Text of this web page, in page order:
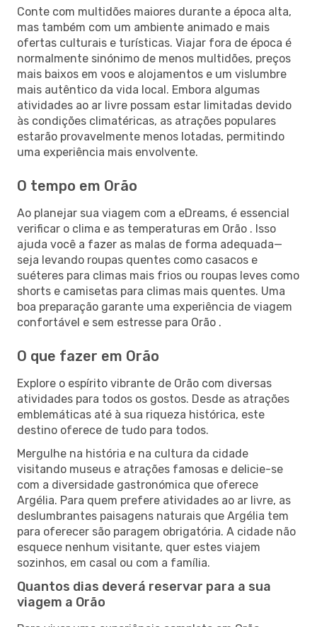
Conte com multidões maiores durante a época alta,
mas também com um ambiente animado e mais
ofertas culturais e turísticas. Viajar fora de época é
normalmente sinónimo de menos multidões, preços
mais baixos em voos e alojamentos e um vislumbre
mais autêntico da vida local. Embora algumas
atividades ao ar livre possam estar limitadas devido
às condições climatéricas, as atrações populares
estarão provavelmente menos lotadas, permitindo
uma experiência mais envolvente.
O tempo em Orão
Ao planejar sua viagem com a eDreams, é essencial
verificar o clima e as temperaturas em Orão . Isso
ajuda você a fazer as malas de forma adequada—
seja levando roupas quentes como casacos e
suéteres para climas mais frios ou roupas leves como
shorts e camisetas para climas mais quentes. Uma
boa preparação garante uma experiência de viagem
confortável e sem estresse para Orão .
O que fazer em Orão
Explore o espírito vibrante de Orão com diversas
atividades para todos os gostos. Desde as atrações
emblemáticas até à sua riqueza histórica, este
destino oferece de tudo para todos.
Mergulhe na história e na cultura da cidade
visitando museus e atrações famosas e delicie-se
com a diversidade gastronómica que oferece
Argélia. Para quem prefere atividades ao ar livre, as
deslumbrantes paisagens naturais que Argélia tem
para oferecer são paragem obrigatória. A cidade não
esquece nenhum visitante, quer estes viajem
sozinhos, em casal ou com a família.
Quantos dias deverá reservar para a sua
viagem a Orão